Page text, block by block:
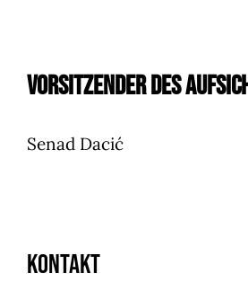
Vorsitzender des
Senad Dacić
Kontakt